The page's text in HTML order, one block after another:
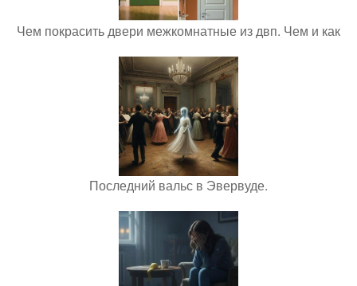
Чем покрасить двери межкомнатные из двп. Чем и как
Последний вальс в Эвервуде.